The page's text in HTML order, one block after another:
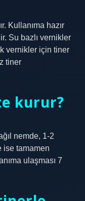
Kullanıma hazır
Su bazlı vernikler
vernikler için tiner
tiner
kurur?
nemde, 1-2
ise tamamen
ulaşması 7